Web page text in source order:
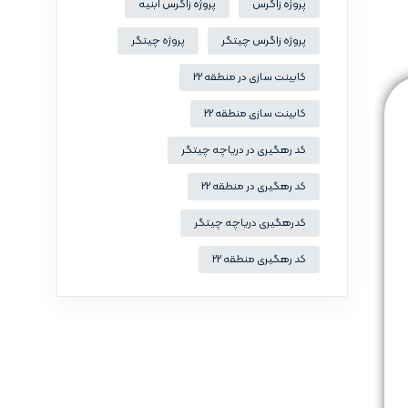
پروژه زاگرس پروژه زاگرس ابنیه
پروژه زاگرس چیتگر پروژه چیتگر
کابینت سازی در منطقه 22
کابینت سازی منطقه 22
کد رهگیری در دریاچه چیتگر
کد رهگیری در منطقه 22
کدرهگیری دریاچه چیتگر
کد رهگیری منطقه 22